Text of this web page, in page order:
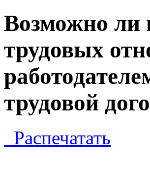
Возможно ли
трудовых
трудовой
Распечатать